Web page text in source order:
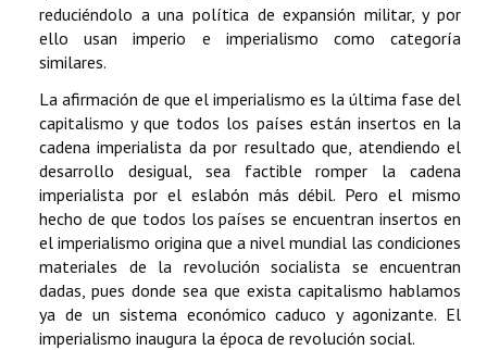
reduciéndolo a una política de expansión militar, y por
ello usan imperio e imperialismo como categoría
similares.
La afirmación de que el imperialismo es la última fase del
capitalismo y que todos los países están insertos en la
cadena imperialista da por resultado que, atendiendo el
desarrollo desigual, sea factible romper la cadena
imperialista por el eslabón más débil. Pero el mismo
hecho de que todos los países se encuentran insertos en
el imperialismo origina que a nivel mundial las condiciones
materiales de la revolución socialista se encuentran
dadas, pues donde sea que exista capitalismo hablamos
ya de un sistema económico caduco y agonizante. El
imperialismo inaugura la época de revolución social.